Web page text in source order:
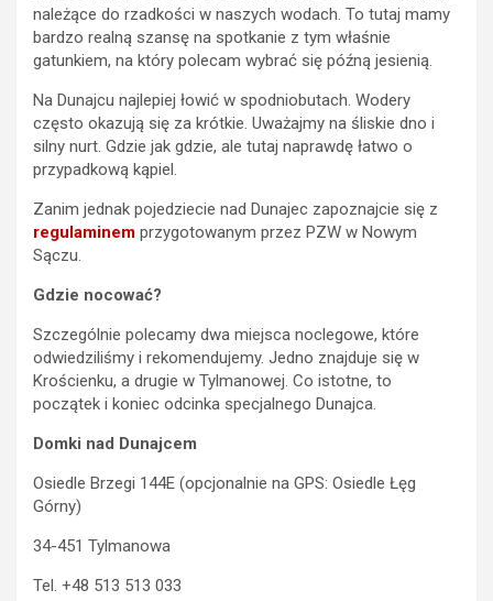
należące do rzadkości w naszych wodach. To tutaj mamy
bardzo realną szansę na spotkanie z tym właśnie
gatunkiem, na który polecam wybrać się późną jesienią.
Na Dunajcu najlepiej łowić w spodniobutach. Wodery
często okazują się za krótkie. Uważajmy na śliskie dno i
silny nurt. Gdzie jak gdzie, ale tutaj naprawdę łatwo o
przypadkową kąpiel.
Zanim jednak pojedziecie nad Dunajec zapoznajcie się z
regulaminem przygotowanym przez PZW w Nowym
Sączu.
Gdzie nocować?
Szczególnie polecamy dwa miejsca noclegowe, które
odwiedziliśmy i rekomendujemy. Jedno znajduje się w
Krościenku, a drugie w Tylmanowej. Co istotne, to
początek i koniec odcinka specjalnego Dunajca.
Domki nad Dunajcem
Osiedle Brzegi 144E (opcjonalnie na GPS: Osiedle Łęg
Górny)
34-451 Tylmanowa
Tel. +48 513 513 033